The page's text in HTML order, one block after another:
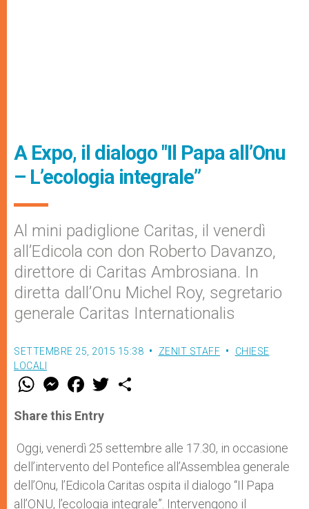
A Expo, il dialogo "Il Papa all’Onu
– L’ecologia integrale”
Al mini padiglione Caritas, il venerdì
all’Edicola con don Roberto Davanzo,
direttore di Caritas Ambrosiana. In
diretta dall’Onu Michel Roy, segretario
generale Caritas Internationalis
SETTEMBRE 25, 2015 15:38 ZENIT STAFF
CHIESE
LOCALI
W
t
s
p
p
M
e
s
e
g
e
r
F
a
e
b
o
k
w
r
Share this Entry
Oggi, venerdì 25 settembre alle 17.30, in occasione
dell’intervento del Pontefice all’Assemblea generale
dell’Onu, l’Edicola Caritas ospita il dialogo “Il Papa
all’ONU, l’ecologia integrale”. Intervengono il